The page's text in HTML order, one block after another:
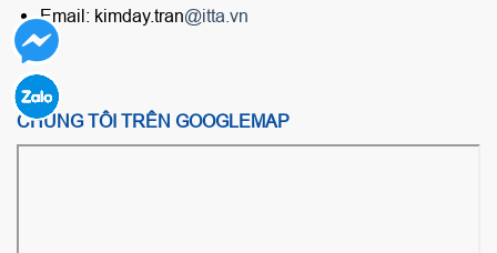
Email: kimday.tran@itta.vn
CHÚNG TÔI TRÊN GOOGLEMAP